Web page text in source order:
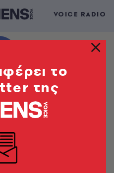
VOICE RADIO
το
της